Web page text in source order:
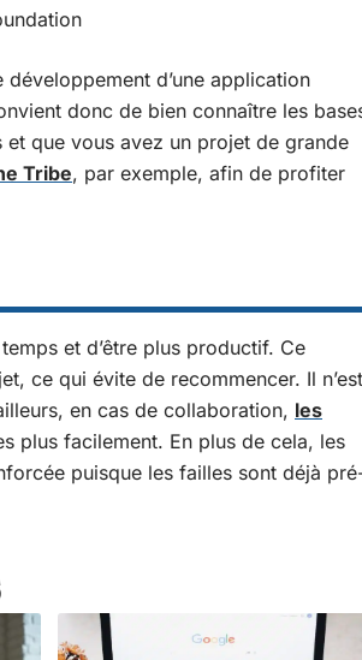
d’une application
donc de bien connaître les
que vous avez un projet de grande
Tribe, par exemple, afin de profiter
et d’être plus productif. Ce
ce qui évite de recommencer. Il n’est
en cas de collaboration, les
plus facilement. En plus de cela, les
puisque les failles sont déjà